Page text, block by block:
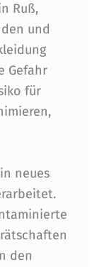
Ruß,
und
Gefahr
für
neues
den